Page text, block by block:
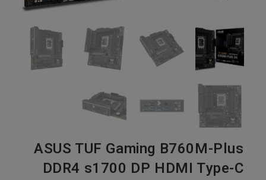
ASUS TUF Gaming B760M-Plus
DDR4 s1700 DP HDMI Type-C